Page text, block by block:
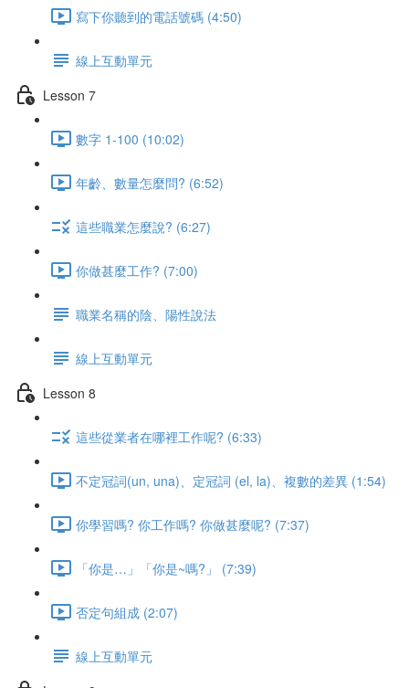
寫下你聽到的電話號碼 (4:50)
線上互動單元
Lesson 7
數字 1-100 (10:02)
年齡、數量怎麼問? (6:52)
這些職業怎麼說? (6:27)
你做甚麼工作? (7:00)
職業名稱的陰、陽性說法
線上互動單元
Lesson 8
這些從業者在哪裡工作呢? (6:33)
不定冠詞(un, una)、定冠詞 (el, la)、複數的差異 (1:54)
你學習嗎? 你工作嗎? 你做甚麼呢? (7:37)
「你是…」「你是~嗎?」 (7:39)
否定句組成 (2:07)
線上互動單元